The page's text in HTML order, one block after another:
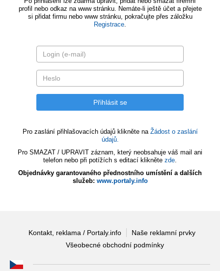
profil nebo odkaz na www stránku. Nemáte-li ještě účet a přejete
si přidat firmu nebo www stránku, pokračujte přes záložku
Registrace.
Pro zaslání přihlašovacích údajů klikněte na Žádost o zaslání
údajů.
Pro SMAZAT / UPRAVIT záznam, který neobsahuje váš mail ani
telefon nebo při potížích s editací klikněte zde.
Objednávky garantovaného přednostního umístění a dalších
služeb: www.portaly.info
Kontakt, reklama / Portaly.info
Naše reklamní prvky
Všeobecné obchodní podmínky